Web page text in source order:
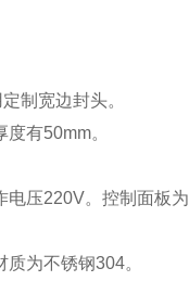
制宽边封头。
有50mm。
压220V。控制面板为
为不锈钢304。